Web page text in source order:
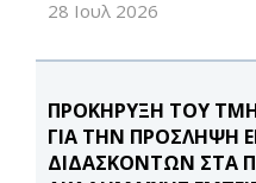
28 Ιουλ 2026
ΠΡΟΚΗΡΥΞΗ ΤΟΥ
ΓΙΑ ΤΗΝ ΠΡΟΣΛΗΨΗ
ΔΙΔΑΣΚΟΝΤΩΝ ΣΤΑ